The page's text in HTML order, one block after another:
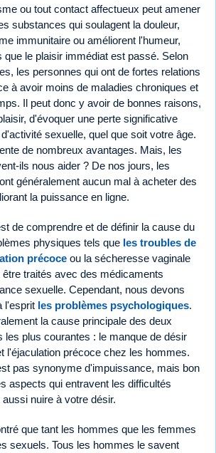
ou tout contact affectueux peut amener
substances qui soulagent la douleur,
immunitaire ou améliorent l'humeur,
que le plaisir immédiat est passé. Selon
les personnes qui ont de fortes relations
à avoir moins de maladies chroniques et
Il peut donc y avoir de bonnes raisons,
d'évoquer une perte significative
sexuelle, quel que soit votre âge.
de nombreux avantages. Mais, les
ils nous aider ? De nos jours, les
généralement aucun mal à acheter des
la puissance en ligne.
de comprendre et de définir la cause du
physiques tels que les troubles de
précoce ou la sécheresse vaginale
traités avec des médicaments
sexuelle. Cependant, nous devons
l'esprit les problèmes psychologiques.
la cause principale des deux
les plus courantes : le manque de désir
l'éjaculation précoce chez les hommes.
pas synonyme d'impuissance, mais bon
aspects qui entravent les difficultés
nuire à votre désir.
que tant les hommes que les femmes
sexuels. Tous les hommes le savent